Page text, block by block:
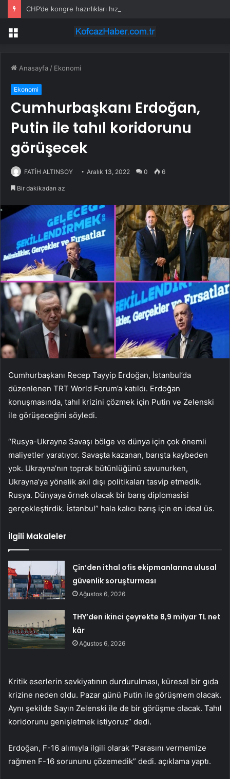
Menü
Anasayfa / Ekonomi
Ekonomi
Cumhurbaşkanı Erdoğan,
Putin ile tahıl koridorunu
görüşecek
FATİH ALTINSOY Aralık 13, 2022 0 6
Bir dakikadan az
Cumhurbaşkanı Recep Tayyip Erdoğan, İstanbul’da
düzenlenen TRT World Forum’a katıldı. Erdoğan
konuşmasında, tahıl krizini çözmek için Putin ve Zelenski
ile görüşeceğini söyledi.
“Rusya-Ukrayna Savaşı bölge ve dünya için çok önemli
maliyetler yaratıyor. Savaşta kazanan, barışta kaybeden
yok. Ukrayna’nın toprak bütünlüğünü savunurken,
Ukrayna’ya yönelik akıl dışı politikaları tasvip etmedik.
Rusya. Dünyaya örnek olacak bir barış diplomasisi
gerçekleştirdik. İstanbul” hala kalıcı barış için en ideal üs.
İlgili Makaleler
Çin’den ithal ofis ekipmanlarına ulusal
güvenlik soruşturması
Ağustos 6, 2026
THY’den ikinci çeyrekte 8,9 milyar TL net
kâr
Ağustos 6, 2026
Kritik eserlerin sevkiyatının durdurulması, küresel bir gıda
krizine neden oldu. Pazar günü Putin ile görüşmem olacak.
Aynı şekilde Sayın Zelenski ile de bir görüşme olacak. Tahıl
koridorunu genişletmek istiyoruz” dedi.
Erdoğan, F-16 alımıyla ilgili olarak “Parasını vermemize
rağmen F-16 sorununu çözemedik” dedi. açıklama yaptı.